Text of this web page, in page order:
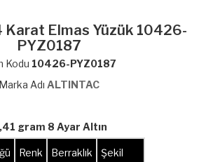
Karat Elmas Yüzük 10426-
PYZ0187
Kodu 10426-PYZ0187
Marka Adı ALTINTAC
gram 8 Ayar Altın
Renk Berraklık Şekil